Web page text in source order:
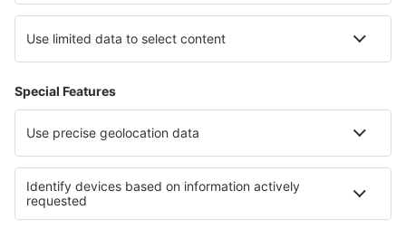
Cazare În Mures județul Cazare in Podhale and Orava